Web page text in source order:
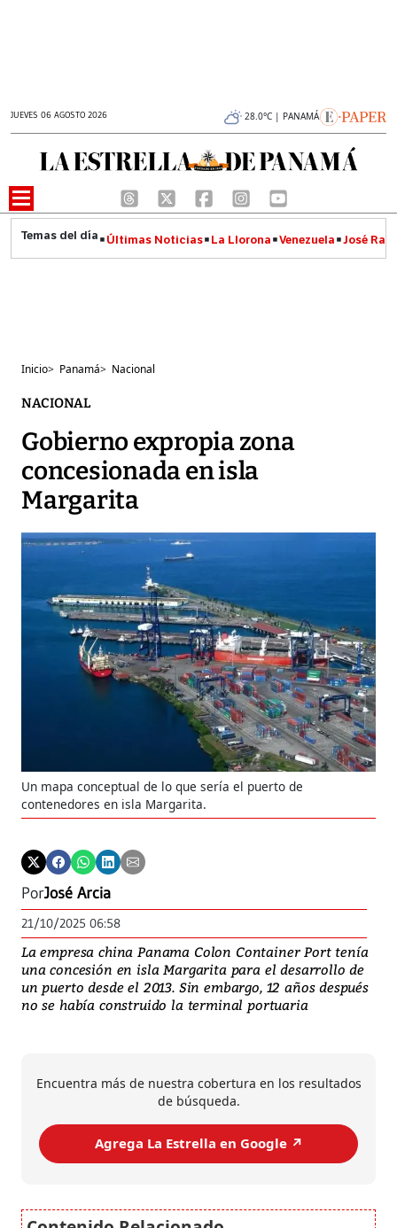
JUEVES 06 AGOSTO 2026 28.0°C | PANAMÁ
Últimas Noticias La Llorona Venezuela José
Inicio> Panamá> Nacional
NACIONAL
Gobierno expropia zona
concesionada en isla
Margarita
Un mapa conceptual de lo que sería el puerto de
contenedores en isla Margarita.
PorJosé Arcia
21/10/2025 06:58
La empresa china Panama Colon Container Port tenía
una concesión en isla Margarita para el desarrollo de
un puerto desde el 2013. Sin embargo, 12 años después
no se había construido la terminal portuaria
Encuentra más de nuestra cobertura en los resultados
de búsqueda.
Agrega La Estrella en Google ↗️